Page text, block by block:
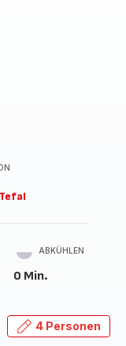
Tefal
ABKÜHLEN
0 Min.
4 Personen